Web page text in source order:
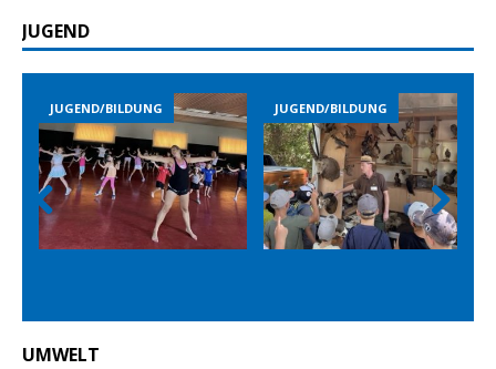
JUGEND
JUGEND/BILDUNG JUGEND/BILDUNG
Prev
ious
Nex
t
UMWELT